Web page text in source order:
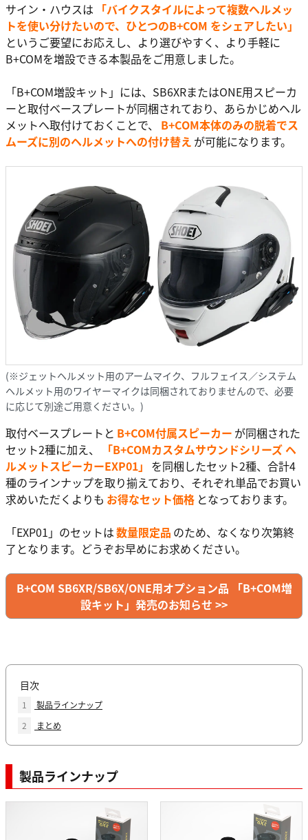
サイン・ハウスは 「バイクスタイルによって複数ヘルメッ
トを使い分けたいので、ひとつのB+COM をシェアしたい」
というご要望にお応えし、より選びやすく、より手軽に
B+COMを増設できる本製品をご用意しました。
「B+COM増設キット」には、SB6XRまたはONE用スピーカ
ーと取付ベースプレートが同梱されており、あらかじめヘル
メットへ取付けておくことで、
B+COM本体のみの脱着でス
ムーズに別のヘルメットへの付け替え が可能になります。
(※ジェットヘルメット用のアームマイク、フルフェイス／システム
ヘルメット用のワイヤーマイクは同梱されておりませんので、必要
に応じて別途ご用意ください。)
取付ベースプレートと B+COM付属スピーカー が同梱された
セット2種に加え、
「B+COMカスタムサウンドシリーズ ヘ
ルメットスピーカーEXP01」 を同梱したセット2種、合計4
種のラインナップを取り揃えており、それぞれ単品でお買い
求めいただくよりも お得なセット価格 となっております。
「EXP01」のセットは数量限定品 のため、なくなり次第終
了となります。どうぞお早めにお求めください。
B+COM SB6XR/SB6X/ONE用オプション品 「B+COM増
設キット」発売のお知らせ >>
目次
1
製品ラインナップ
2
まとめ
製品ラインナップ